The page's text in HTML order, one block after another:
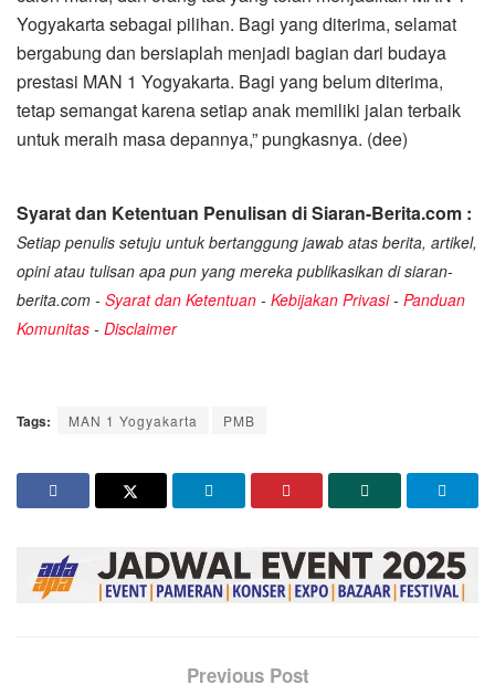
Yogyakarta sebagai pilihan. Bagi yang diterima, selamat
bergabung dan bersiaplah menjadi bagian dari budaya
prestasi MAN 1 Yogyakarta. Bagi yang belum diterima,
tetap semangat karena setiap anak memiliki jalan terbaik
untuk meraih masa depannya,” pungkasnya. (dee)
Syarat dan Ketentuan Penulisan di Siaran-Berita.com :
Setiap penulis setuju untuk bertanggung jawab atas berita, artikel,
opini atau tulisan apa pun yang mereka publikasikan di siaran-
berita.com - Syarat dan Ketentuan - Kebijakan Privasi- Panduan
Komunitas - Disclaimer
Tags: MAN 1 Yogyakarta PMB
Previous Post